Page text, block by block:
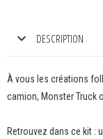
DESCRIPTION
À vous les créations
camion, Monster Truck
Retrouvez dans ce kit :